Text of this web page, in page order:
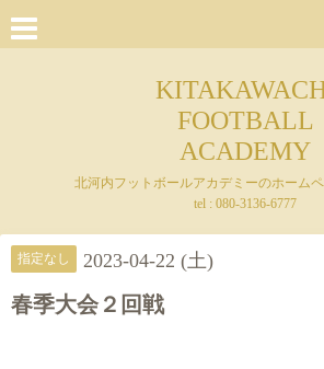
FOOTBALL
ACADEMY
北河内フットボールアカデミーのホーム
tel : 080-3136-6777
指定なし 2023-04-22 (土)
春季大会２回戦